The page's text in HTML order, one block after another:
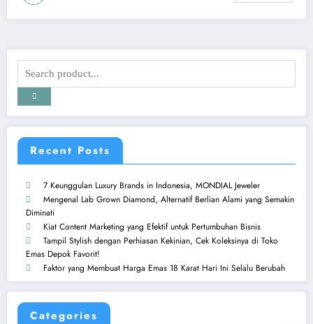
Recent Posts
7 Keunggulan Luxury Brands in Indonesia, MONDIAL Jeweler
Mengenal Lab Grown Diamond, Alternatif Berlian Alami yang Semakin
Diminati
Kiat Content Marketing yang Efektif untuk Pertumbuhan Bisnis
Tampil Stylish dengan Perhiasan Kekinian, Cek Koleksinya di Toko
Emas Depok Favorit!
Faktor yang Membuat Harga Emas 18 Karat Hari Ini Selalu Berubah
Categories